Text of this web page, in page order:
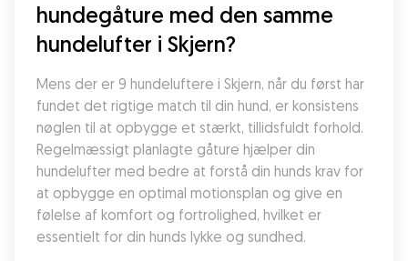
hundegåture med den samme
hundelufter i Skjern?
Mens der er 9 hundeluftere i Skjern, når du først har
fundet det rigtige match til din hund, er konsistens
nøglen til at opbygge et stærkt, tillidsfuldt forhold.
Regelmæssigt planlagte gåture hjælper din
hundelufter med bedre at forstå din hunds krav for
at opbygge en optimal motionsplan og give en
følelse af komfort og fortrolighed, hvilket er
essentielt for din hunds lykke og sundhed.